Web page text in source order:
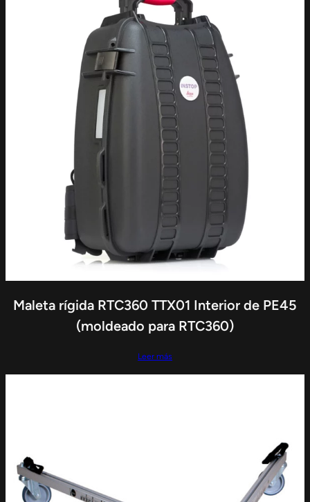
Maleta rígida RTC360 TTX01 Interior de PE45
(moldeado para RTC360)
Leer más